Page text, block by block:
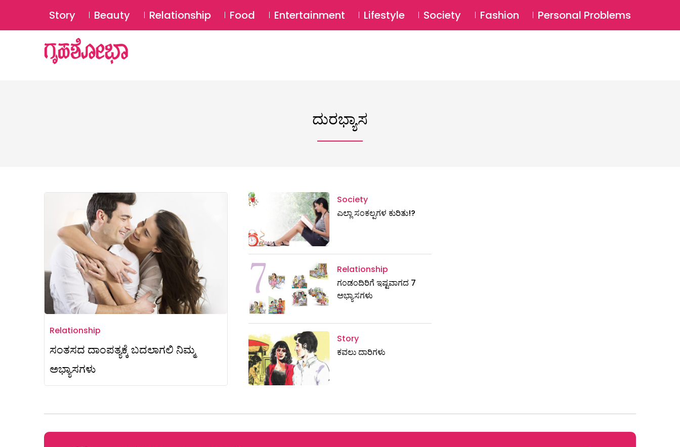
SUBSCRIBE Login ⚲
Story Beauty Relationship Food Entertainment Lifestyle Society Fashion Personal Problems
ದುರಭ್ಯಾಸ
Relationship
ಸಂತಸದ ದಾಂಪತ್ಯಕ್ಕೆ ಬದಲಾಗಲಿ ನಿಮ್ಮ
ಅಭ್ಯಾಸಗಳು
Society
ಎಲ್ಲಾ ಸಂಕಲ್ಪಗಳ ಕುರಿತು!?
Relationship
ಗಂಡಂದಿರಿಗೆ ಇಷ್ಟವಾಗದ 7
ಅಭ್ಯಾಸಗಳು
Story
ಕವಲು ದಾರಿಗಳು